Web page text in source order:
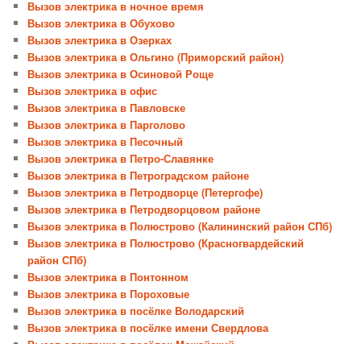
Вызов электрика в ночное время
Вызов электрика в Обухово
Вызов электрика в Озерках
Вызов электрика в Ольгино (Приморский район)
Вызов электрика в Осиновой Роще
Вызов электрика в офис
Вызов электрика в Павловске
Вызов электрика в Парголово
Вызов электрика в Песочный
Вызов электрика в Петро-Славянке
Вызов электрика в Петроградском районе
Вызов электрика в Петродворце (Петергофе)
Вызов электрика в Петродворцовом районе
Вызов электрика в Полюстрово (Калининский район СПб)
Вызов электрика в Полюстрово (Красногвардейский
район СПб)
Вызов электрика в Понтонном
Вызов электрика в Пороховые
Вызов электрика в посёлке Володарский
Вызов электрика в посёлке имени Свердлова